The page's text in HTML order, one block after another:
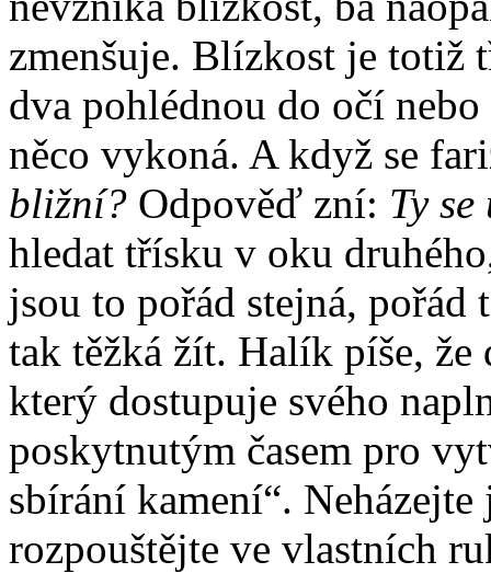
zmenšuje. Blízkost je totiž
dva pohlédnou do očí
něco vykoná. A když se
bližní? Odpověď zní: Ty
hledat třísku v oku
jsou to pořád stejná, pořád
tak těžká žít. Halík píše,
který dostupuje svého
poskytnutým časem pro
sbírání kamení“.
rozpouštějte ve vlastních